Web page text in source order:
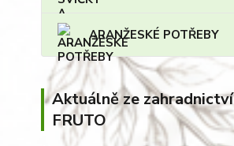
ARANŽESKÉ POTŘEBY
Aktuálně ze zahradnictví
FRUTO